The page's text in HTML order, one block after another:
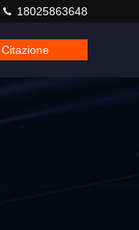
18025863648
Citazione